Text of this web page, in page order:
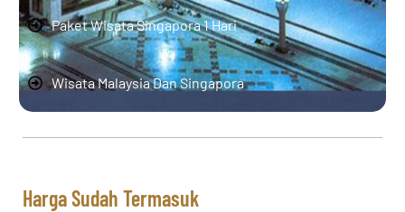
Paket Wisata Singapora 1 Hari
Wisata Malaysia Dan Singapora
Harga Sudah Termasuk